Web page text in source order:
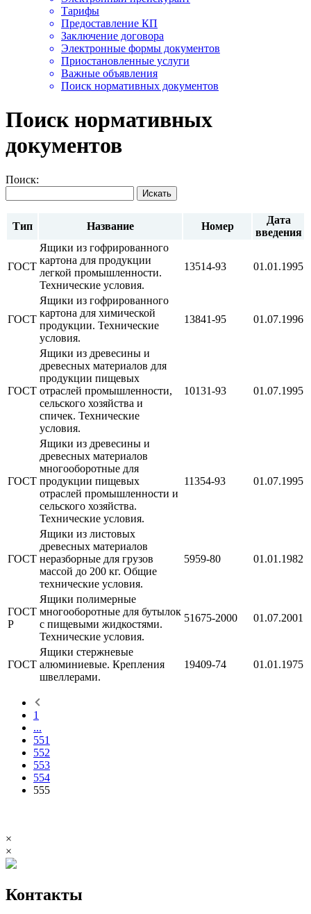
Тарифы
Предоставление КП
Заключение договора
Электронные формы документов
Приостановленные услуги
Важные объявления
Поиск нормативных документов
Поиск нормативных
документов
Поиск:
Искать
Тип Название Номер
Дата
введения
ГОСТ
Ящики из гофрированного
картона для продукции
легкой промышленности.
Технические условия.
13514-93 01.01.1995
ГОСТ
Ящики из гофрированного
картона для химической
продукции. Технические
условия.
13841-95 01.07.1996
ГОСТ
Ящики из древесины и
древесных материалов для
продукции пищевых
отраслей промышленности,
сельского хозяйства и
спичек. Технические
условия.
10131-93 01.07.1995
ГОСТ
Ящики из древесины и
древесных материалов
многооборотные для
продукции пищевых
отраслей промышленности и
сельского хозяйства.
Технические условия.
11354-93 01.07.1995
ГОСТ
Ящики из листовых
древесных материалов
неразборные для грузов
массой до 200 кг. Общие
технические условия.
5959-80 01.01.1982
ГОСТ
Р
Ящики полимерные
многооборотные для бутылок
с пищевыми жидкостями.
Технические условия.
51675-2000 01.07.2001
ГОСТ
Ящики стержневые
алюминиевые. Крепления
швеллерами.
19409-74 01.01.1975
1
...
551
552
553
554
555
×
×
Контакты